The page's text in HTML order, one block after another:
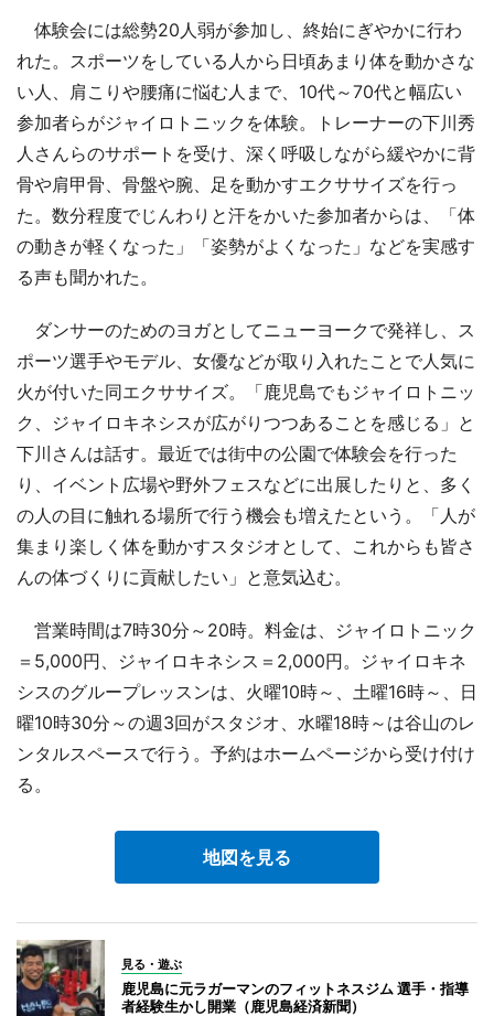
体験会には総勢20人弱が参加し、終始にぎやかに行わ
れた。スポーツをしている人から日頃あまり体を動かさな
い人、肩こりや腰痛に悩む人まで、10代～70代と幅広い
参加者らがジャイロトニックを体験。トレーナーの下川秀
人さんらのサポートを受け、深く呼吸しながら緩やかに背
骨や肩甲骨、骨盤や腕、足を動かすエクササイズを行っ
た。数分程度でじんわりと汗をかいた参加者からは、「体
の動きが軽くなった」「姿勢がよくなった」などを実感す
る声も聞かれた。
ダンサーのためのヨガとしてニューヨークで発祥し、ス
ポーツ選手やモデル、女優などが取り入れたことで人気に
火が付いた同エクササイズ。「鹿児島でもジャイロトニッ
ク、ジャイロキネシスが広がりつつあることを感じる」と
下川さんは話す。最近では街中の公園で体験会を行った
り、イベント広場や野外フェスなどに出展したりと、多く
の人の目に触れる場所で行う機会も増えたという。「人が
集まり楽しく体を動かすスタジオとして、これからも皆さ
んの体づくりに貢献したい」と意気込む。
営業時間は7時30分～20時。料金は、ジャイロトニック
＝5,000円、ジャイロキネシス＝2,000円。ジャイロキネ
シスのグループレッスンは、火曜10時～、土曜16時～、日
曜10時30分～の週3回がスタジオ、水曜18時～は谷山のレ
ンタルスペースで行う。予約はホームページから受け付け
る。
地図を見る
見る・遊ぶ
鹿児島に元ラガーマンのフィットネスジム 選手・指導
者経験生かし開業（鹿児島経済新聞）